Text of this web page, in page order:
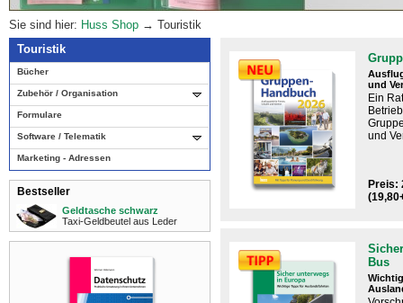
Sie sind hier: Huss Shop → Touristik
Touristik
Bücher
Zubehör / Organisation
Formulare
Software / Telematik
Marketing - Adressen
Bestseller
Geldtasche schwarz
Taxi-Geldbeutel aus Leder
und
Ein
und
Preis:
Bus